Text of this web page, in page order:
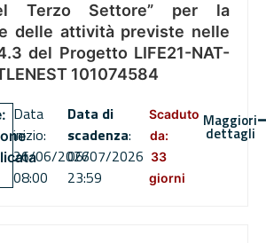
Terzo Settore” per la
delle attività previste nelle
del Progetto LIFE21-NAT-
101074584
Data
inizio:
26/06/2026
08:00
Data di
scadenza:
06/07/2026
23:59
Scaduto
da:
33
giorni
Maggiori
dettagli